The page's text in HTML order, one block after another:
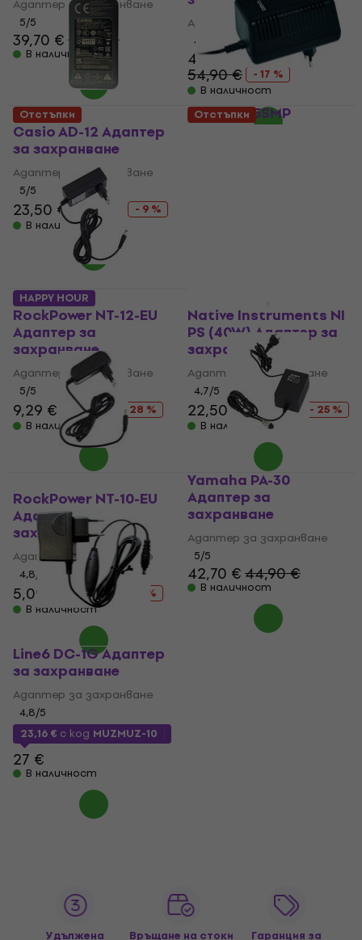
Адаптер за захранване
5/5
39,70 €41,90 €
В наличност
Адаптер за захранване
4,9
45,40 €
54,90 €
- 17 %
В наличност
Casio AD-12 Адаптер
за захранване
Адаптер за захранване
5/5
23,50 €25,90 €
- 9 %
В наличност
Casio AD5SMP
Адаптер за
Отстъпки
RockPower NT-12-EU
Адаптер за
захранване
Адаптер за захранване
5/5
9,29 € 12,90 €
- 28 %
В наличност
Отстъпки
Native Instruments NI
PS (40W) Адаптер за
захранване
Адаптер за захранване
4,7/5
22,50 €29,90 €
- 25 %
В наличност
HAPPY HOUR
RockPower NT-10-EU
Адаптер за
захранване
Адаптер за захранване
4,8/5
5,09 € 10,90 €
- 53 %
В наличност
Yamaha PA-30
Адаптер за
захранване
Адаптер за захранване
5/5
42,70 €44,90 €
В наличност
Line6 DC-1G Адаптер
за захранване
Адаптер за захранване
4,8/5
23,16 € с код MUZMUZ-10
27 €
В наличност
Удължена
Връщане на стоки
Гаранция за